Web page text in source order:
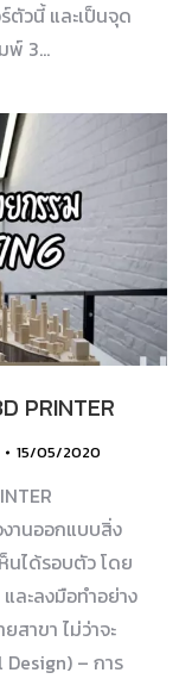
วนี้ และเป็นจุด
พ์ 3…
PRINTER
15/05/2020
านออกแบบสิ่ง
นได้รอบตัว โดย
ละลงมือทำอย่าง
าขา ไม่ว่าจะ
– การ